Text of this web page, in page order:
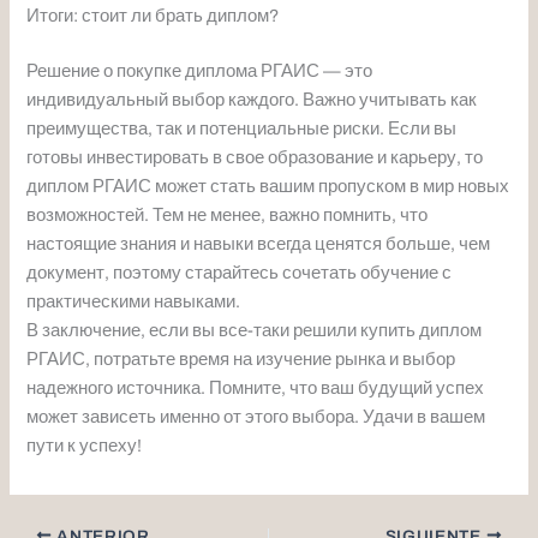
Итоги: стоит ли брать диплом?
Решение о покупке диплома РГАИС — это
индивидуальный выбор каждого. Важно учитывать как
преимущества, так и потенциальные риски. Если вы
готовы инвестировать в свое образование и карьеру, то
диплом РГАИС может стать вашим пропуском в мир новых
возможностей. Тем не менее, важно помнить, что
настоящие знания и навыки всегда ценятся больше, чем
документ, поэтому старайтесь сочетать обучение с
практическими навыками.
В заключение, если вы все-таки решили купить диплом
РГАИС, потратьте время на изучение рынка и выбор
надежного источника. Помните, что ваш будущий успех
может зависеть именно от этого выбора. Удачи в вашем
пути к успеху!